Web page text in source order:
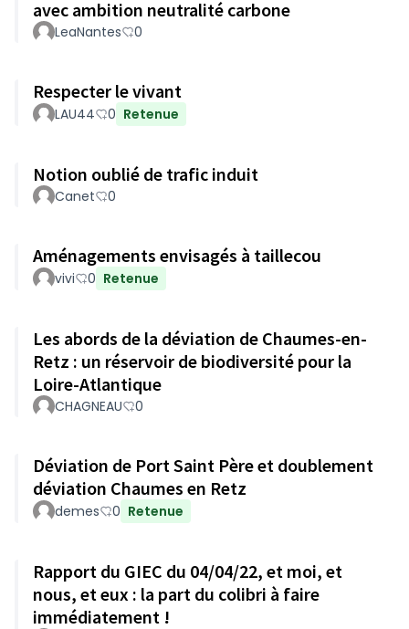
avec ambition neutralité carbone
LeaNantes 0
Respecter le vivant
LAU44 0 Retenue
Notion oublié de trafic induit
Canet 0
Aménagements envisagés à taillecou
vivi 0 Retenue
Les abords de la déviation de Chaumes-en-
Retz : un réservoir de biodiversité pour la
Loire-Atlantique
CHAGNEAU 0
Déviation de Port Saint Père et doublement
déviation Chaumes en Retz
demes 0 Retenue
Rapport du GIEC du 04/04/22, et moi, et
nous, et eux : la part du colibri à faire
immédiatement !